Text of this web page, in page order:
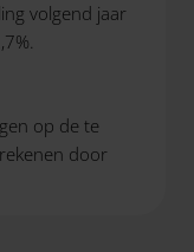
volgend jaar
op de te
door